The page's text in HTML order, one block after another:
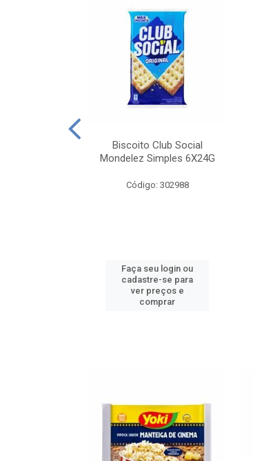
Biscoito Club Social
Mondelez Simples 6X24G
Código: 302988
Faça seu login ou
cadastre-se para
ver preços e
comprar